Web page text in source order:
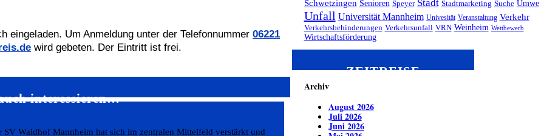
Um Anmeldung unter der Telefonnummer 06221
wird gebeten. Der Eintritt ist frei.
interessieren…
Waldhof Mannheim hat sich im zentralen Mittelfeld verstärkt und
Schwetzingen Senioren Speyer Stadt Stadtmarketing Suche Umwelt
Unfall Universität Mannheim Univesität Veranstaltung Verkehr
Verkehrsbehinderungen Verkehrsunfall VRN Weinheim Wettbewerb
Wirtschaftsförderung
ZEITREISE
Archiv
August 2026
Juli 2026
Juni 2026